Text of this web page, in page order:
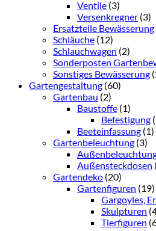
Ventile (3)
Versenkregner (3)
Ersatzteile Bewässerung
Schläuche (12)
Schlauchwagen (2)
Sonderposten
Sonstiges Bewässerung
Gartengestaltung (60)
Gartenbau (2)
Baustoffe (1)
Befestigung
Beeteinfassung (1)
Gartenbeleuchtung (3)
Außensteckdosen
Gartendeko (20)
Gartenfiguren (19)
Gargoyles,
Skulpturen
Tierfiguren